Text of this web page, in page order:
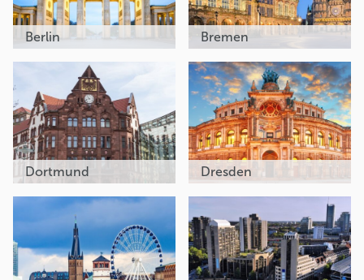
Berlin Bremen
Dortmund Dresden